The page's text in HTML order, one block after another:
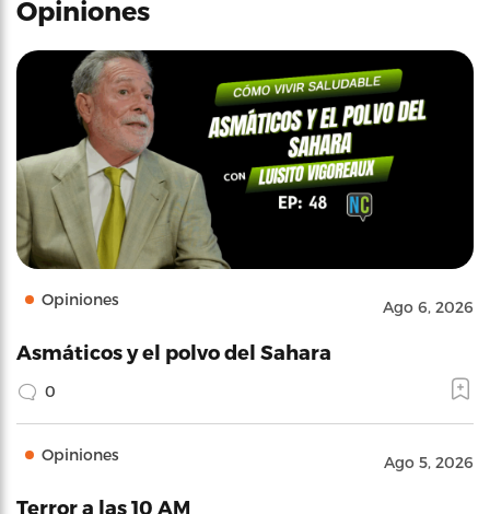
Opiniones
Opiniones Ago 6, 2026
Asmáticos y el polvo del Sahara
0
Opiniones Ago 5, 2026
Terror a las 10 AM